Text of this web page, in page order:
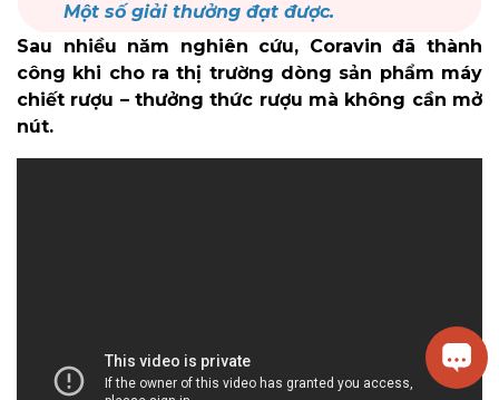
Một số giải thưởng đạt được.
Sau nhiều năm nghiên cứu, Coravin đã thành
công khi cho ra thị trường dòng sản phẩm máy
chiết rượu – thưởng thức rượu mà không cần mở
nút.